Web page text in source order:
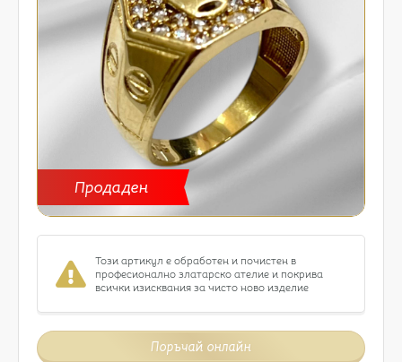
Продаден
Този артикул е обработен и почистен в
професионално златарско ателие и покрива
всички изисквания за чисто ново изделие
Поръчай онлайн